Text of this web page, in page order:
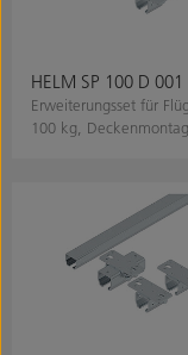
HELM SP 100 D 001
Erweiterungsset für
100 kg,